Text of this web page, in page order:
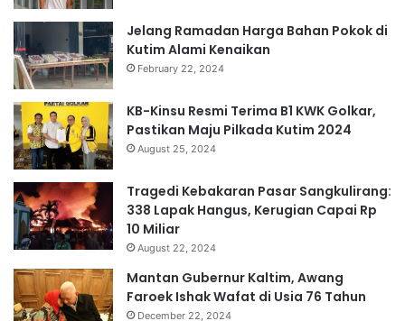
Jelang Ramadan Harga Bahan Pokok di
Kutim Alami Kenaikan
February 22, 2024
KB-Kinsu Resmi Terima B1 KWK Golkar,
Pastikan Maju Pilkada Kutim 2024
August 25, 2024
Tragedi Kebakaran Pasar Sangkulirang:
338 Lapak Hangus, Kerugian Capai Rp
10 Miliar
August 22, 2024
Mantan Gubernur Kaltim, Awang
Faroek Ishak Wafat di Usia 76 Tahun
December 22, 2024